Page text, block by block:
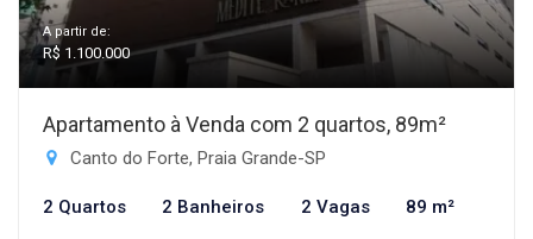
A partir de:
R$ 1.100.000
Apartamento à Venda com 2 quartos, 89m²
Canto do Forte, Praia Grande-SP
2 Quartos 2 Banheiros 2 Vagas 89 m²